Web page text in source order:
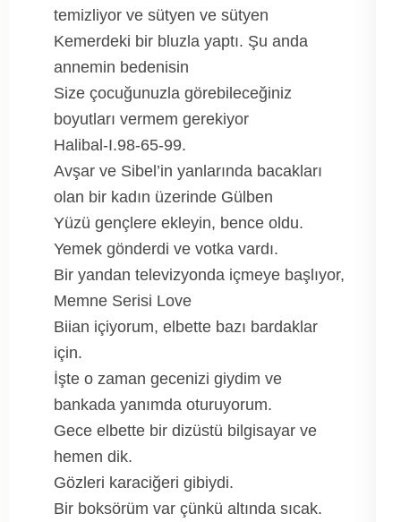
temizliyor ve sütyen ve sütyen
Kemerdeki bir bluzla yaptı. Şu anda
annemin bedenisin
Size çocuğunuzla görebileceğiniz
boyutları vermem gerekiyor
Halibal-I.98-65-99.
Avşar ve Sibel’in yanlarında bacakları
olan bir kadın üzerinde Gülben
Yüzü gençlere ekleyin, bence oldu.
Yemek gönderdi ve votka vardı.
Bir yandan televizyonda içmeye başlıyor,
Memne Serisi Love
Biian içiyorum, elbette bazı bardaklar
için.
İşte o zaman gecenizi giydim ve
bankada yanımda oturuyorum.
Gece elbette bir dizüstü bilgisayar ve
hemen dik.
Gözleri karaciğeri gibiydi.
Bir boksörüm var çünkü altında sıcak.